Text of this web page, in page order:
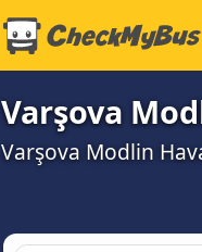
Varşova
Varşova Modlin